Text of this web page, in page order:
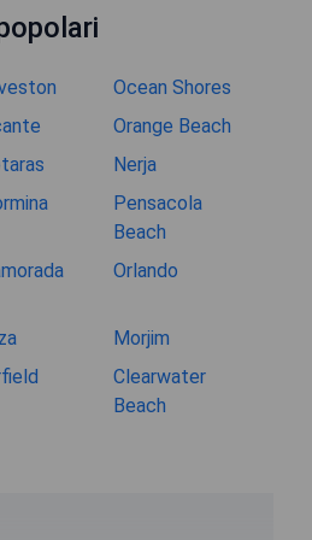
Ocean Shores
Orange Beach
Nerja
Pensacola
Beach
Orlando
Morjim
Clearwater
Beach